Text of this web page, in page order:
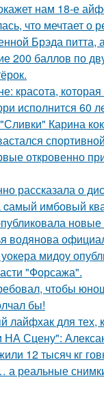
нам 18-е
что мечтает о
Брэда питта,
200 баллов по
красота,
исполнится 60
Карина
откровенно
рассказала о
имбовый
водянова
мидоу
"Форсажа".
чтобы
бы!
лайфхак для
Сцену":
12 тысяч кг
а реальные